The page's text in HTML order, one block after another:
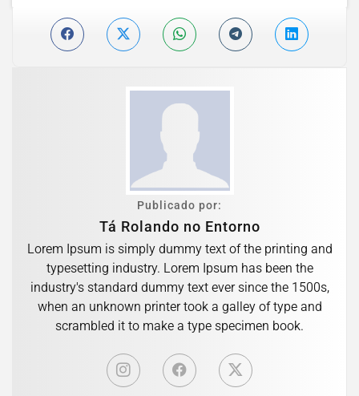
Publicado por:
Tá Rolando no Entorno
Lorem Ipsum is simply dummy text of the printing and
typesetting industry. Lorem Ipsum has been the
industry's standard dummy text ever since the 1500s,
when an unknown printer took a galley of type and
scrambled it to make a type specimen book.